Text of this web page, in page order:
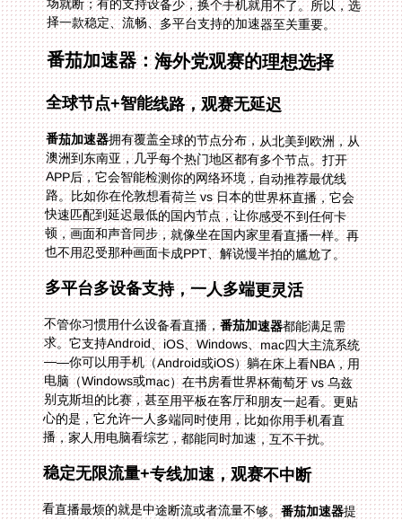
择一款稳定、流畅、多平台支持的加速器至关重要。
番茄加速器：海外党观赛的理想选择
全球节点+智能线路，观赛无延迟
番茄加速器拥有覆盖全球的节点分布，从北美到欧洲，从
澳洲到东南亚，几乎每个热门地区都有多个节点。打开
APP后，它会智能检测你的网络环境，自动推荐最优线
路。比如你在伦敦想看荷兰 vs 日本的世界杯直播，它会
快速匹配到延迟最低的国内节点，让你感受不到任何卡
顿，画面和声音同步，就像坐在国内家里看直播一样。再
也不用忍受那种画面卡成PPT、解说慢半拍的尴尬了。
多平台多设备支持，一人多端更灵活
不管你习惯用什么设备看直播，番茄加速器都能满足需
求。它支持Android、iOS、Windows、mac四大主流系统
——你可以用手机（Android或iOS）躺在床上看NBA，用
电脑（Windows或mac）在书房看世界杯葡萄牙 vs 乌兹
别克斯坦的比赛，甚至用平板在客厅和朋友一起看。更贴
心的是，它允许一人多端同时使用，比如你用手机看直
播，家人用电脑看综艺，都能同时加速，互不干扰。
稳定无限流量+专线加速，观赛不中断
看直播最烦的就是中途断流或者流量不够。番茄加速器提
供稳定的无限流量，你可以从开场看到加时赛，不用担心
流量耗尽。而且它采用智能分流技术，会优先把带宽分配
给直播这类对稳定性要求高的应用，避免其他后台应用占
用资源。更有精选的回国影音、游戏加速专线，独享
100M带宽，即使是4K高清直播也能轻松驾驭，画面清晰